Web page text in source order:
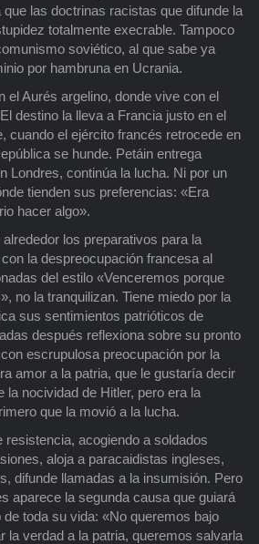
las doctrinas racistas que difunde la
totalmente execrable. Tampoco
soviético, al que sabe ya
por hambruna en Ucrania.
el Aurés argelino, donde vive con el
destino la lleva a Francia justo en el
cuando el ejército francés retrocede en
se hunde. Petáin entrega
Londres, continúa la lucha. Ni por un
tienden sus preferencias: «Era
hacer algo».
los preparativos para la
la despreocupación francesa al
del estilo «Venceremos porque
no la tranquilizan. Tiene miedo por la
sus sentimientos patrióticos de
después reflexiona sobre su pronto
escrupulosa preocupación por la
amor a la patria, que le gustaría decir
la nocividad de Hitler, pero era la
que la movió a la lucha.
resistencia, acogiendo a soldados
aloja a paracaidistas ingleses,
difunde llamadas a la insumisión. Pero
aparece la segunda causa que guiará
toda su vida: «No queremos bajo
la verdad a la patria, queremos salvarla